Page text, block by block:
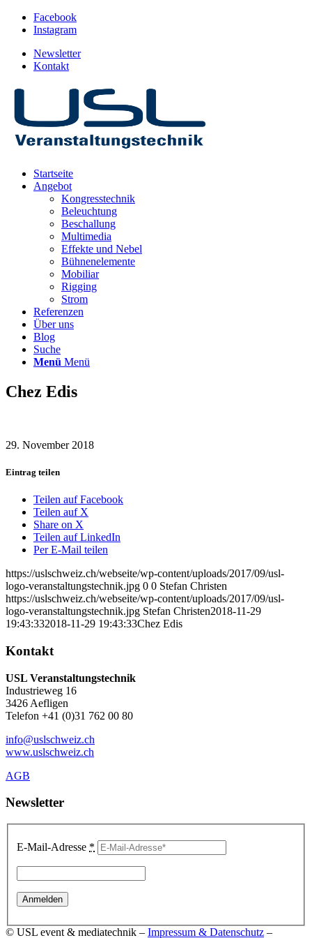
Facebook
Instagram
Newsletter
Kontakt
Startseite
Angebot
Kongresstechnik
Beleuchtung
Beschallung
Multimedia
Effekte und Nebel
Bühnenelemente
Mobiliar
Rigging
Strom
Referenzen
Über uns
Blog
Suche
Menü Menü
Chez Edis
29. November 2018
Eintrag teilen
Teilen auf Facebook
Teilen auf X
Share on X
Teilen auf LinkedIn
Per E-Mail teilen
https://uslschweiz.ch/webseite/wp-content/uploads/2017/09/usl-
logo-veranstaltungstechnik.jpg 0 0 Stefan Christen
https://uslschweiz.ch/webseite/wp-content/uploads/2017/09/usl-
logo-veranstaltungstechnik.jpg Stefan Christen2018-11-29
19:43:332018-11-29 19:43:33Chez Edis
Kontakt
USL Veranstaltungstechnik
Industrieweg 16
3426 Aefligen
Telefon +41 (0)31 762 00 80
info@uslschweiz.ch
www.uslschweiz.ch
AGB
Newsletter
E-Mail-Adresse *
© USL event & mediatechnik – Impressum & Datenschutz –